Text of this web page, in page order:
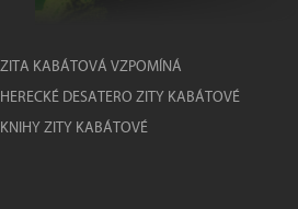
ZITA KABÁTOVÁ VZPOMÍNÁ
HERECKÉ DESATERO ZITY KABÁTOVÉ
KNIHY ZITY KABÁTOVÉ